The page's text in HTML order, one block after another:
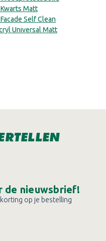
Kwarts Matt
Self Clean
Universal Matt
de nieuwsbrief!
op je bestelling